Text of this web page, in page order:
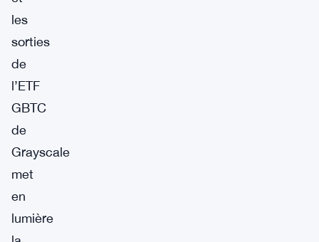
les
sorties
de
l’ETF
GBTC
de
Grayscale
met
en
lumière